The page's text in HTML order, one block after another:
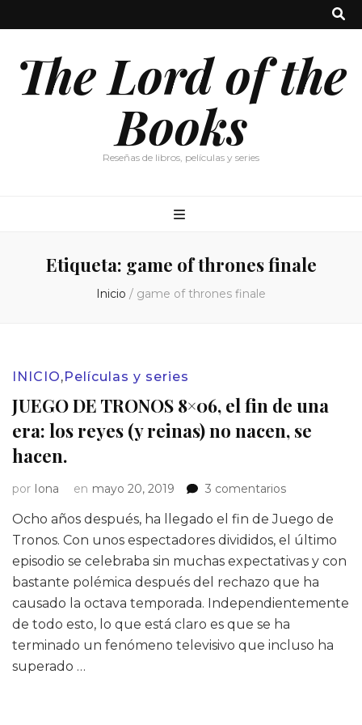
The Lord of the
Books
Reseñas de libros, películas y series
Etiqueta: game of thrones finale
Inicio / game of thrones finale
INICIO,Películas y series
JUEGO DE TRONOS 8×06, el fin de una
era: los reyes (y reinas) no nacen, se
hacen.
por Iona en mayo 20, 2019 3 comentariosen
DE
TRONOS
8×06,
fin
de
una
era:
Ocho años después, ha llegado el fin de Juego de
Tronos. Con unos espectadores divididos, el último
episodio se celebraba sin muchas expectativas y con
bastante polémica después del rechazo que ha
causado la octava temporada. Independientemente
de todo esto, lo que está claro es que se ha
terminado un fenómeno televisivo que incluso ha
superado …